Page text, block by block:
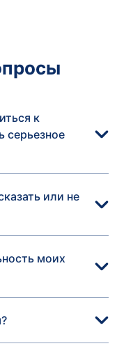
к
серьезное
или не
моих